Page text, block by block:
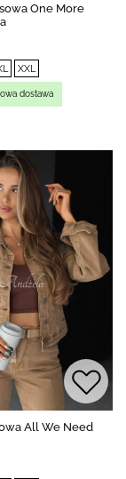
One More
XXL
dostawa
All We Need